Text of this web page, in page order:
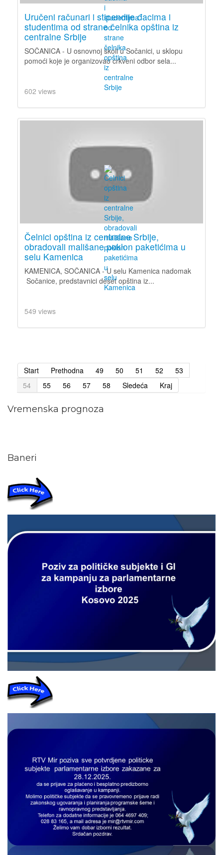
Uručeni računari i stipendije đacima i
studentima od strane čelnika opština iz
centralne Srbije
SOČANICA - U osnovnoj školi u Sočanici, u sklopu
pomoći koje je organizovao crkveni odbor sela...
602 views
Čelnici opština iz centralne Srbije,
obradovali mališane poklon paketićima u
selu Kamenica
KAMENICA, SOČANICA - U selu Kamenica nadomak
Sočanice, predstavnici deset opština iz...
549 views
Start Prethodna 49 50 51 52
53
54
55 56 57 58 Sledeća Kraj
Vremenska prognoza
Baneri